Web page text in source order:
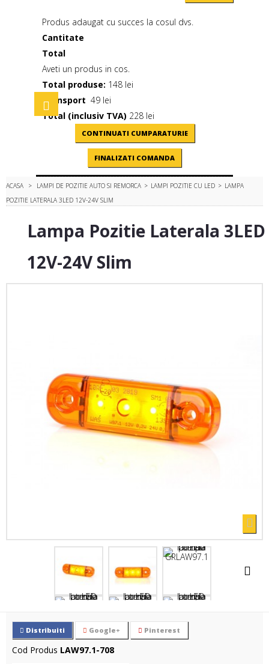
Produs adaugat cu succes la cosul dvs.
Cantitate
Total
Aveti un produs in cos.
Total produse: 148 lei
Transport 49 lei
Total (inclusiv TVA) 228 lei
CONTINUATI CUMPARATURIE
FINALIZATI COMANDA
Toggle
navigation
ACASA > LAMPI DE POZITIE AUTO SI REMORCA > LAMPI POZITIE CU LED > LAMPA
POZITIE LATERALA 3LED 12V-24V SLIM
Lampa Pozitie Laterala 3LED
12V-24V Slim
Distribuiti Google+ Pinterest
Cod Produs LAW97.1-708